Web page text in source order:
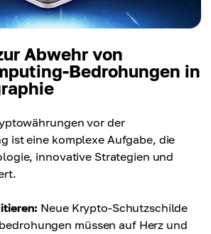
Abwehr von
Bedrohungen in
vor der
ist eine komplexe Aufgabe, die
innovative Strategien und
Neue Krypto-Schutzschilde
müssen auf Herz und